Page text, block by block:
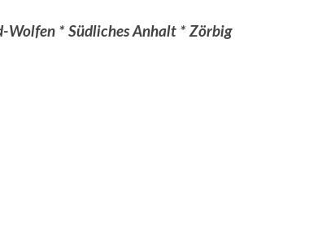
Wolfen * Südliches Anhalt * Zörbig